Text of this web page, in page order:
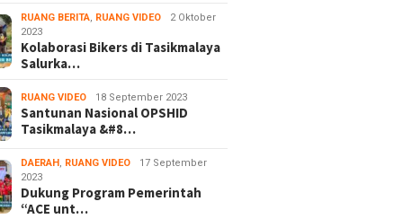
RUANG BERITA, RUANG VIDEO
2 Oktober
2023
Kolaborasi Bikers di Tasikmalaya
Salurka…
RUANG VIDEO 18 September 2023
Santunan Nasional OPSHID
Tasikmalaya &#8…
DAERAH , RUANG VIDEO
17 September
2023
Dukung Program Pemerintah
“ACE unt…